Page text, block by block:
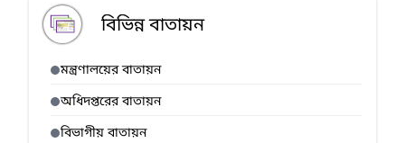
বিভিন্ন বাতায়ন
মন্ত্রণালয়ের বাতায়ন
অধিদপ্তরের বাতায়ন
বিভাগীয় বাতায়ন